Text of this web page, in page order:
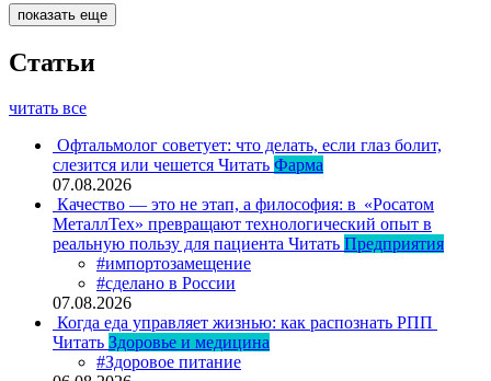
показать еще
Статьи
читать все
Офтальмолог советует: что делать, если глаз болит,
слезится или чешется Читать Фарма
07.08.2026
Качество — это не этап, а философия: в «Росатом
МеталлТех» превращают технологический опыт в
реальную пользу для пациента Читать Предприятия
#импортозамещение
#сделано в России
07.08.2026
Когда еда управляет жизнью: как распознать РПП
Читать Здоровье и медицина
#Здоровое питание